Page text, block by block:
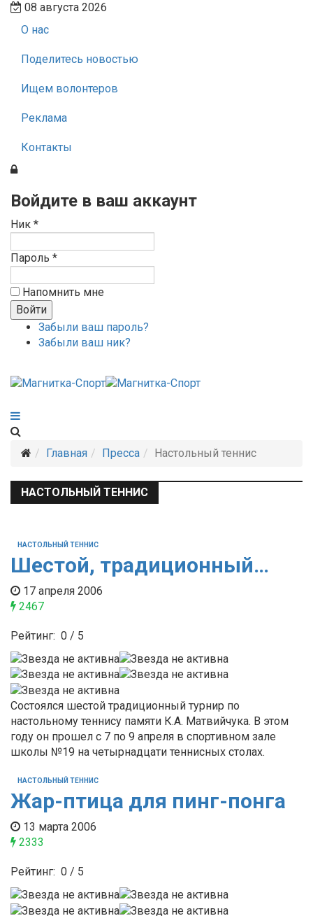
08 августа 2026
О нас
Поделитесь новостью
Ищем волонтеров
Реклама
Контакты
Войдите в ваш аккаунт
Ник *
Пароль *
Напомнить мне
Забыли ваш пароль?
Забыли ваш ник?
Главная Пресса Настольный теннис
НАСТОЛЬНЫЙ ТЕННИС
НАСТОЛЬНЫЙ ТЕННИС
Шестой, традиционный…
17 апреля 2006
2467
Рейтинг: 0 / 5
Состоялся шестой традиционный турнир по
настольному теннису памяти К.А. Матвийчука. В этом
году он прошел с 7 по 9 апреля в спортивном зале
школы №19 на четырнадцати теннисных столах.
НАСТОЛЬНЫЙ ТЕННИС
Жар-птица для пинг-понга
13 марта 2006
2333
Рейтинг: 0 / 5